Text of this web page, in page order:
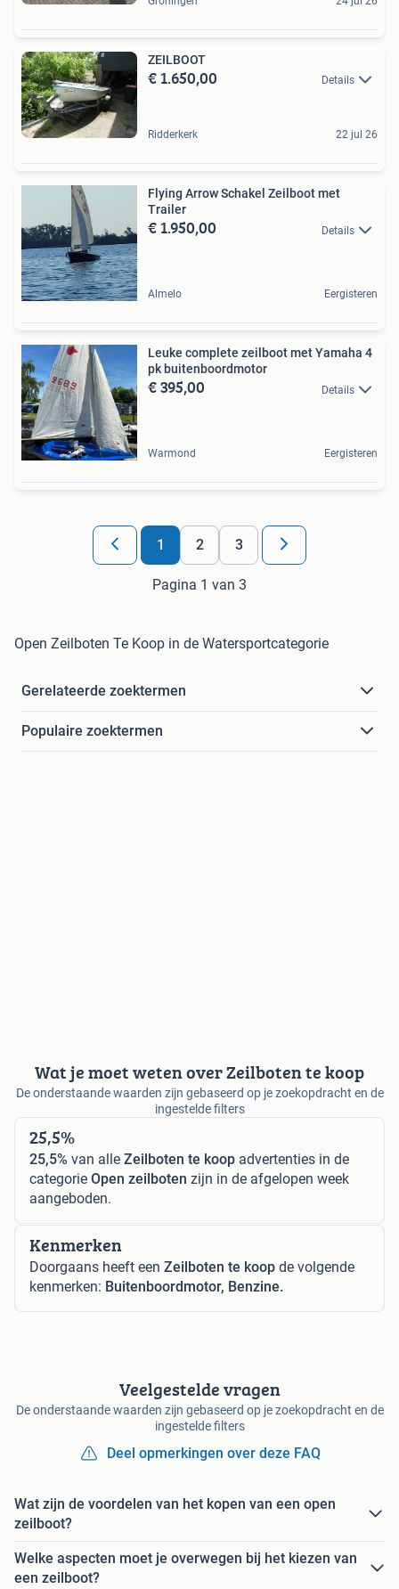
ZEILBOOT
€ 1.650,00 Details
Ridderkerk 22 jul 26
Flying Arrow Schakel Zeilboot met
Trailer
€ 1.950,00 Details
Almelo Eergisteren
Leuke complete zeilboot met Yamaha 4
pk buitenboordmotor
€ 395,00 Details
Warmond Eergisteren
1 2 3
Pagina 1 van 3
Open Zeilboten Te Koop in de Watersportcategorie
Gerelateerde zoektermen
Populaire zoektermen
Wat je moet weten over Zeilboten te koop
De onderstaande waarden zijn gebaseerd op je zoekopdracht en de
ingestelde filters
25,5%
25,5% van alle Zeilboten te koop advertenties in de
categorie Open zeilboten zijn in de afgelopen week
aangeboden.
Kenmerken
Doorgaans heeft een Zeilboten te koop de volgende
kenmerken: Buitenboordmotor, Benzine.
Veelgestelde vragen
De onderstaande waarden zijn gebaseerd op je zoekopdracht en de
ingestelde filters
Deel opmerkingen over deze FAQ
Wat zijn de voordelen van het kopen van een open
zeilboot?
Welke aspecten moet je overwegen bij het kiezen van
een zeilboot?